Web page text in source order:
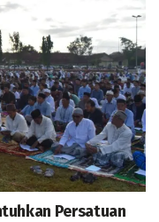
Persatuan